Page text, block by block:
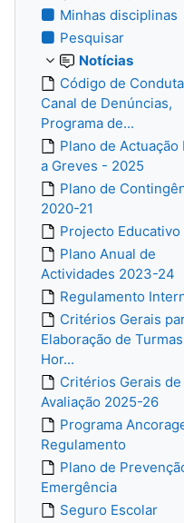
Minhas disciplinas
Pesquisar
Notícias
Código de
Canal de Denúncias,
Programa de...
Plano de Actuação
a Greves - 2025
Plano de
2020-21
Projecto Educativo
Plano Anual de
Actividades 2023-24
Regulamento
Critérios Gerais
Elaboração de
Hor...
Critérios Gerais de
Avaliação 2025-26
Programa
Regulamento
Plano de
Emergência
Seguro Escolar